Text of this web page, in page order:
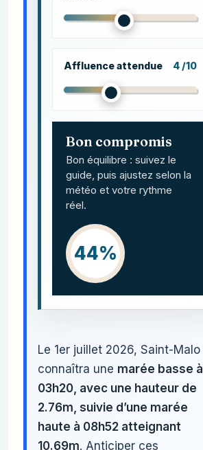
Affluence attendue 4 /10
Bon compromis
Bon équilibre : suivez le
guide, puis ajustez selon la
météo et votre rythme
réel.
44%
Le 1er juillet 2026, Saint-Malo
connaîtra une marée basse à
03h20, avec une hauteur de
2.76m, suivie d’une marée
haute à 08h52 atteignant
10.69m. Anticiper ces